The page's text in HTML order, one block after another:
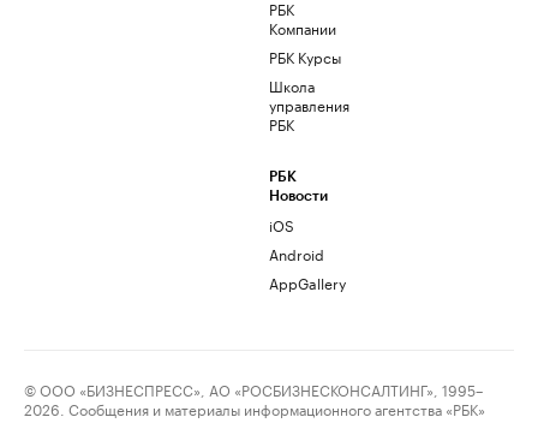
РБК
Компании
РБК Курсы
Школа
управления
РБК
РБК
Новости
iOS
Android
AppGallery
© ООО «БИЗНЕСПРЕСС», АО «РОСБИЗНЕСКОНСАЛТИНГ», 1995–
2026. Сообщения и материалы информационного агентства «РБК»